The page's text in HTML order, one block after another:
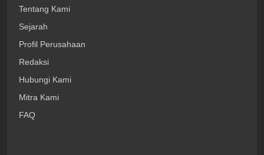
Tentang Kami
Sejarah
Profil Perusahaan
Redaksi
Hubungi Kami
Mitra Kami
FAQ